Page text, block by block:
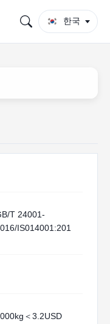
한국
T 24001-
IS014001:201
＜3.2USD